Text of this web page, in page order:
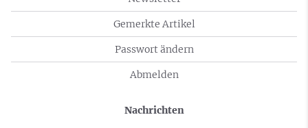
Gemerkte Artikel
Passwort ändern
Abmelden
Nachrichten